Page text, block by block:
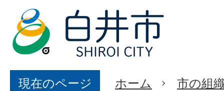
現在のページ ホーム 市の組